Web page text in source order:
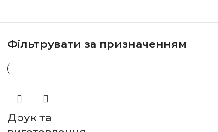
Фільтрувати за призначенням
Друк та